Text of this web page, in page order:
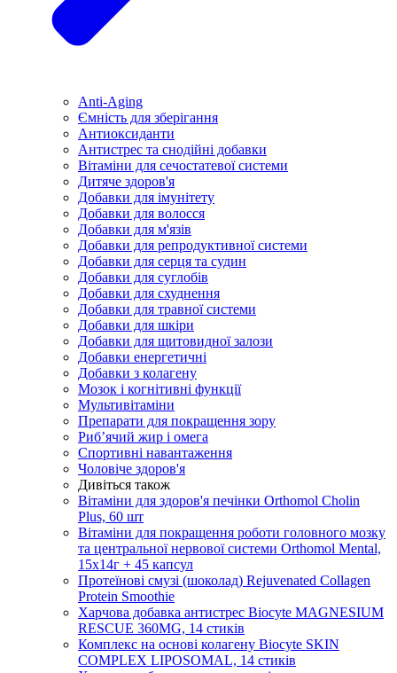
Anti-Aging
Ємність для зберігання
Антиоксиданти
Антистрес та снодійні добавки
Вітаміни для сечостатевої системи
Дитяче здоров'я
Добавки для імунітету
Добавки для волосся
Добавки для м'язів
Добавки для репродуктивної системи
Добавки для серця та судин
Добавки для суглобів
Добавки для схуднення
Добавки для травної системи
Добавки для шкіри
Добавки для щитовидної залози
Добавки енергетичні
Добавки з колагену
Мозок і когнітивні функції
Мультивітаміни
Препарати для покращення зору
Риб’ячий жир і омега
Спортивні навантаження
Чоловіче здоров'я
Дивіться також
Вітаміни для здоров'я печінки Orthomol Cholin
Plus, 60 шт
Вітаміни для покращення роботи головного мозку
та центральної нервової системи Orthomol Mental,
15х14г + 45 капсул
Протеїнові смузі (шоколад) Rejuvenated Сollagen
Protein Smoothie
Харчова добавка антистрес Biocyte MAGNESIUM
RESCUE 360MG, 14 стиків
Комплекс на основі колагену Biocyte SKIN
COMPLEX LIPOSOMAL, 14 стиків